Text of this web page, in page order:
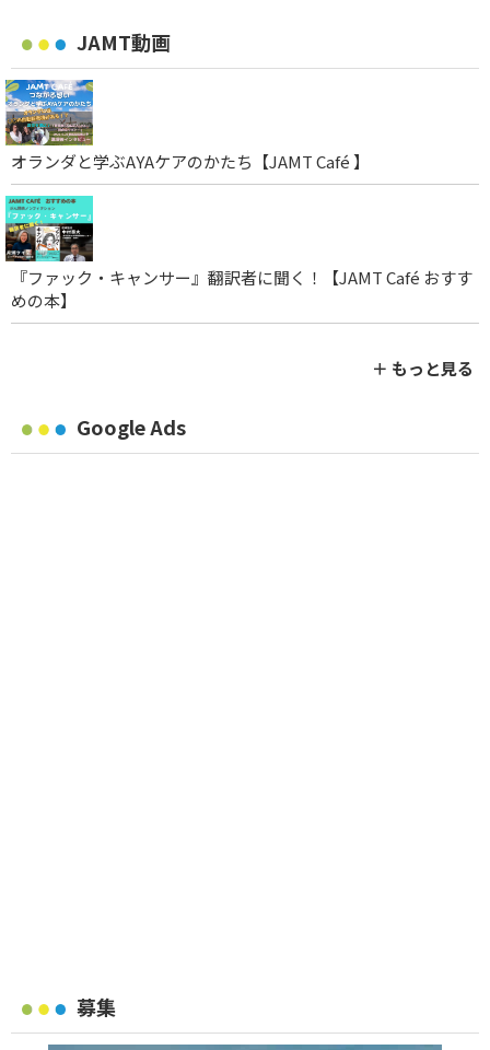
JAMT動画
オランダと学ぶAYAケアのかたち【JAMT Café 】
『ファック・キャンサー』翻訳者に聞く！【JAMT Café おすす
めの本】
＋ もっと見る
Google Ads
募集